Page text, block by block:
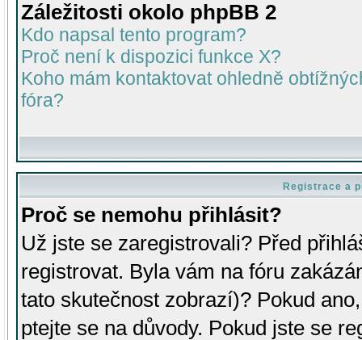
Záležitosti okolo phpBB 2
Kdo napsal tento program?
Proč není k dispozici funkce X?
Koho mám kontaktovat ohledně
fóra?
Registrace a
Proč se nemohu přihlásit?
Už jste se zaregistrovali? Před
registrovat. Byla vám na fóru
tato skutečnost zobrazí)? Pokud
ptejte se na důvody. Pokud jste se